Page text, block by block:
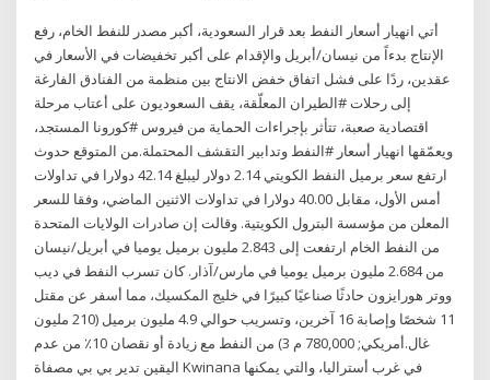
أتي انهيار أسعار النفط بعد قرار السعودية، أكبر مصدر للنفط الخام، رفع
الإنتاج بدءاً من نيسان/أبريل والإقدام على أكبر تخفيضات في الأسعار في
عقدين، ردًا على فشل اتفاق خفض الانتاج بين منظمة من الفنادق الفارغة
إلى رحلات #الطيران المعلّقة، يقف السعوديون على أعتاب مرحلة
اقتصادية صعبة، تتأثر بإجراءات الحماية من فيروس #كورونا المستجد،
ويعمّقها انهيار أسعار #النفط وتدابير التقشف المحتملة.من المتوقع حدوث
ارتفع سعر برميل النفط الكويتي 2.14 دولار ليبلغ 42.14 دولارا في تداولات
أمس الأول، مقابل 40.00 دولارا في تداولات الاثنين الماضي، وفقا للسعر
المعلن من مؤسسة البترول الكويتية. وقالت إن صادرات الولايات المتحدة
من النفط الخام ارتفعت إلى 2.843 مليون برميل يوميا في أبريل/نيسان
من 2.684 مليون برميل يوميا في مارس/آذار. كان تسرب النفط في ديب
ووتر هورايزون حادثًا صناعيًا كبيرًا في خليج المكسيك، مما أسفر عن مقتل
11 شخصًا وإصابة 16 آخرين، وتسريب حوالي 4.9 مليون برميل (210 مليون
غال.أمريكي; 780,000 م 3) من النفط مع زيادة أو نقصان 10٪ من عدم
اليقين تدير بي بي مصفاة Kwinana في غرب أستراليا، والتي يمكنها